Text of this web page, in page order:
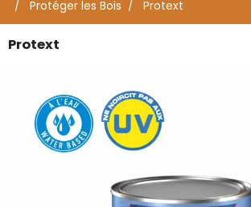
Protéger les Bois
Protext
Protext